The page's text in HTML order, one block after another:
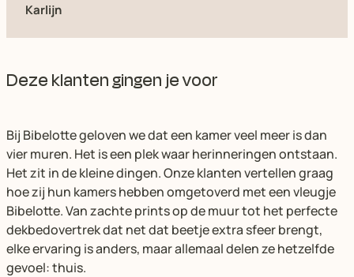
Karlijn
Deze klanten gingen je voor
Bij Bibelotte geloven we dat een kamer veel meer is dan
vier muren. Het is een plek waar herinneringen ontstaan.
Het zit in de kleine dingen. Onze klanten vertellen graag
hoe zij hun kamers hebben omgetoverd met een vleugje
Bibelotte. Van zachte prints op de muur tot het perfecte
dekbedovertrek dat net dat beetje extra sfeer brengt,
elke ervaring is anders, maar allemaal delen ze hetzelfde
gevoel: thuis.